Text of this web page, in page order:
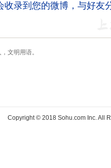
文明用语。
Copyright © 2018 Sohu.com Inc. All